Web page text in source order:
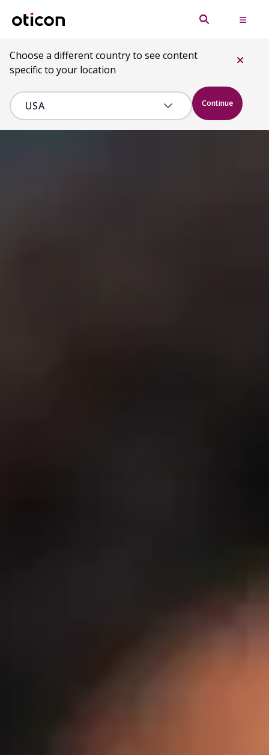
Choose a different country to see content
specific to your location
Continue